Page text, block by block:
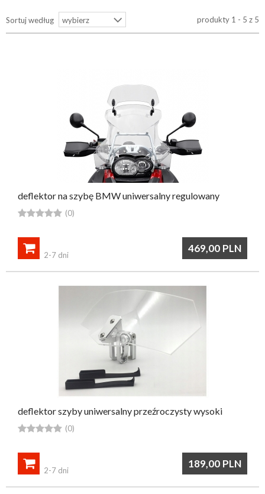
Sortuj według produkty 1 - 5 z 5
deflektor na szybę BMW uniwersalny regulowany
 (0)
469,00 PLN

2-7 dni
deflektor szyby uniwersalny przeźroczysty wysoki
 (0)
189,00 PLN

2-7 dni